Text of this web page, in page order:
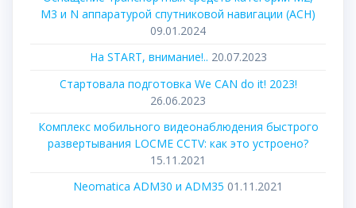
М3 и N аппаратурой спутниковой навигации (АСН)
09.01.2024
На START, внимание!.. 20.07.2023
Стартовала подготовка We CAN do it! 2023!
26.06.2023
Комплекс мобильного видеонаблюдения быстрого
развертывания LOCME CCTV: как это устроено?
15.11.2021
Neomatica ADM30 и ADM35 01.11.2021